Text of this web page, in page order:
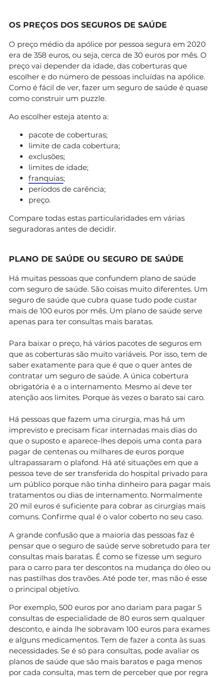
OS PREÇOS DOS SEGUROS DE SAÚDE
O preço médio da apólice por pessoa segura em 2020
era de 358 euros, ou seja, cerca de 30 euros por mês. O
preço vai depender da idade, das coberturas que
escolher e do número de pessoas incluídas na apólice.
Como é fácil de ver, fazer um seguro de saúde é quase
como construir um puzzle.
Ao escolher esteja atento a:
pacote de coberturas;
limite de cada cobertura;
exclusões;
limites de idade;
franquias;
períodos de carência;
preço.
Compare todas estas particularidades em várias
seguradoras antes de decidir.
PLANO DE SAÚDE OU SEGURO DE SAÚDE
Há muitas pessoas que confundem plano de saúde
com seguro de saúde. São coisas muito diferentes. Um
seguro de saúde que cubra quase tudo pode custar
mais de 100 euros por mês. Um plano de saúde serve
apenas para ter consultas mais baratas.
Para baixar o preço, há vários pacotes de seguros em
que as coberturas são muito variáveis. Por isso, tem de
saber exatamente para que é que o quer antes de
contratar um seguro de saúde. A única cobertura
obrigatória é a o internamento. Mesmo aí deve ter
atenção aos limites. Porque às vezes o barato sai caro.
Há pessoas que fazem uma cirurgia, mas há um
imprevisto e precisam ficar internadas mais dias do
que o suposto e aparece-lhes depois uma conta para
pagar de centenas ou milhares de euros porque
ultrapassaram o plafond. Há até situações em que a
pessoa teve de ser transferida do hospital privado para
um público porque não tinha dinheiro para pagar mais
tratamentos ou dias de internamento. Normalmente
20 mil euros é suficiente para cobrar as cirurgias mais
comuns. Confirme qual é o valor coberto no seu caso.
A grande confusão que a maioria das pessoas faz é
pensar que o seguro de saúde serve sobretudo para ter
consultas mais baratas. É como se fizesse um seguro
para o carro para ter descontos na mudança do óleo ou
nas pastilhas dos travões. Até pode ter, mas não é esse
o principal objetivo.
Por exemplo, 500 euros por ano dariam para pagar 5
consultas de especialidade de 80 euros sem qualquer
desconto, e ainda lhe sobravam 100 euros para exames
e alguns medicamentos. Tem de fazer a conta às suas
necessidades. Se é só para consultas, pode avaliar os
planos de saúde que são mais baratos e paga menos
por cada consulta, mas tem de perceber que por regra